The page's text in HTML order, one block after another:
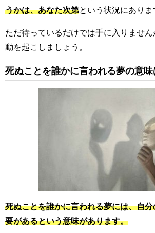
うかは、あなた次第という状況にありま
ただ待っているだけでは手に入りませ
動を起こしましょう。
死ぬことを誰かに言われる夢の意味
死ぬことを誰かに言われる夢には、自
要があるという意味があります。